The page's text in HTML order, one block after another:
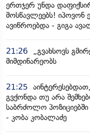
ერთჯერ უნდა
მოსწავლეებს! იპოვონ
ავიწროებდა - გიგა
21:26
„გვახსოვს
მიმდინარეობს
21:25
გვქონდა თუ არა
საბრძოლო პოზიციებში
- კობა კობალაძე